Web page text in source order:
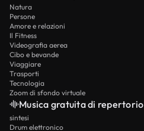
Natura
Persone
Amore e relazioni
Il Fitness
Videografia aerea
Cibo e bevande
Viaggiare
Trasporti
Tecnologia
Zoom di sfondo virtuale
Musica gratuita di repertorio
sintesi
Drum elettronico